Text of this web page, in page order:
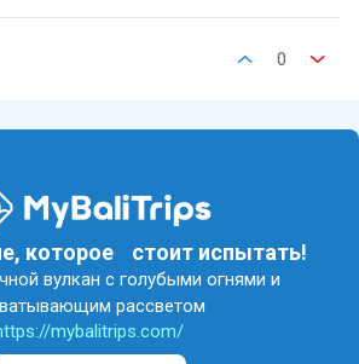
0
которое стоит испытать!
вулкан с голубыми огнями и
рассветом
mybalitrips.com/